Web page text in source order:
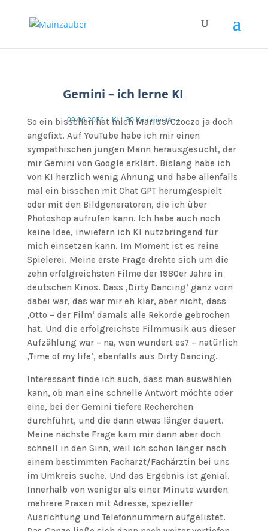
Gemini – ich lerne KI
09.06.2026| KI|30 Kommentare
So ein bisschen hat mich Marius/Czoczo ja doch
angefixt. Auf YouTube habe ich mir einen
sympathischen jungen Mann herausgesucht, der
mir Gemini von Google erklärt. Bislang habe ich
von KI herzlich wenig Ahnung und habe allenfalls
mal ein bisschen mit Chat GPT herumgespielt
oder mit den Bildgeneratoren, die ich über
Photoshop aufrufen kann. Ich habe auch noch
keine Idee, inwiefern ich KI nutzbringend für
mich einsetzen kann. Im Moment ist es reine
Spielerei. Meine erste Frage drehte sich um die
zehn erfolgreichsten Filme der 1980er Jahre in
deutschen Kinos. Dass ‚Dirty Dancing‘ ganz vorn
dabei war, das war mir eh klar, aber nicht, dass
‚Otto – der Film‘ damals alle Rekorde gebrochen
hat. Und die erfolgreichste Filmmusik aus dieser
Aufzählung war – na, wen wundert es? – natürlich
‚Time of my life‘, ebenfalls aus Dirty Dancing.
Interessant finde ich auch, dass man auswählen
kann, ob man eine schnelle Antwort möchte oder
eine, bei der Gemini tiefere Recherchen
durchführt, und die dann etwas länger dauert.
Meine nächste Frage kam mir dann aber doch
schnell in den Sinn, weil ich schon länger nach
einem bestimmten Facharzt/Fachärztin bei uns
im Umkreis suche. Und das Ergebnis ist genial.
Innerhalb von weniger als einer Minute wurden
mehrere Praxen mit Adresse, spezieller
Ausrichtung und Telefonnummern aufgelistet.